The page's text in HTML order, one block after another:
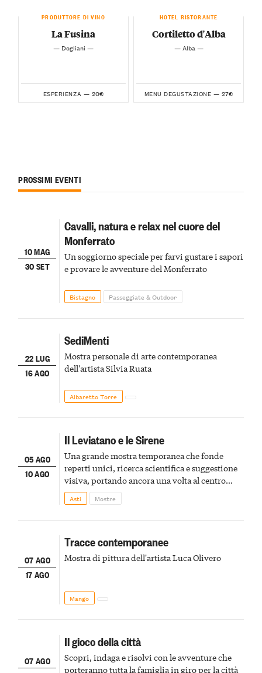
PRODUTTORE DI VINO
La Fusina
— Dogliani —
ESPERIENZA — 20€
HOTEL RISTORANTE
Cortiletto d'Alba
— Alba —
MENU DEGUSTAZIONE — 27€
PROSSIMI EVENTI
10 MAG
30 SET
Cavalli, natura e relax nel cuore del
Monferrato
Un soggiorno speciale per farvi gustare i sapori
e provare le avventure del Monferrato
Bistagno Passeggiate & Outdoor
22 LUG
16 AGO
SediMenti
Mostra personale di arte contemporanea
dell'artista Silvia Ruata
Albaretto Torre
05 AGO
10 AGO
Il Leviatano e le Sirene
Una grande mostra temporanea che fonde
reperti unici, ricerca scientifica e suggestione
visiva, portando ancora una volta al centro
della scena le meraviglie del passato astigiano
Asti Mostre
07 AGO
17 AGO
Tracce contemporanee
Mostra di pittura dell'artista Luca Olivero
Mango
07 AGO
Il gioco della città
Scopri, indaga e risolvi con le avventure che
porteranno tutta la famiglia in giro per la città